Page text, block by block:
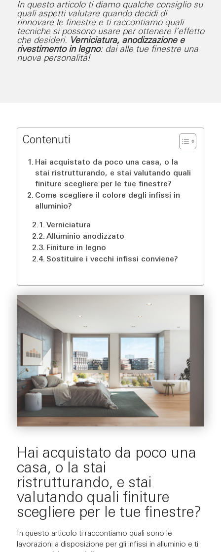
In questo articolo ti diamo qualche consiglio su
quali aspetti valutare quando decidi di
rinnovare le finestre e ti raccontiamo quali
tecniche si possono usare per ottenere l’effetto
che desideri. Verniciatura, anodizzazione e
rivestimento in legno: dai alle tue finestre una
nuova personalità!
Contenuti
Hai acquistato da poco una casa, o la
stai ristrutturando, e stai valutando quali
finiture scegliere per le tue finestre?
Come scegliere il colore degli infissi in
alluminio?
Verniciatura
Alluminio anodizzato
Finiture in legno
Sostituire i vecchi infissi conviene?
Hai acquistato da poco una
casa, o la stai
ristrutturando, e stai
valutando quali finiture
scegliere per le tue finestre?
In questo articolo ti raccontiamo quali sono le
lavorazioni a disposizione per gli infissi in alluminio e ti